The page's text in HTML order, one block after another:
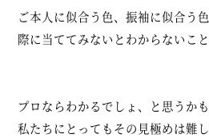
ご本人に似合う色、振袖に似合う
際に当ててみないとわからないこと
プロならわかるでしょ、と思うか
私たちにとってもその見極めは難し